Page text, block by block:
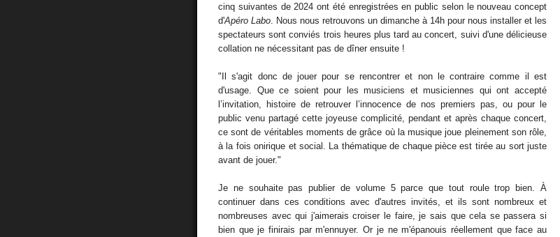
cinq suivantes de 2024 ont été enregistrées en public selon le nouveau concept
d'Apéro Labo . Nous nous retrouvons un dimanche à 14h pour nous installer et les
spectateurs sont conviés trois heures plus tard au concert, suivi d'une délicieuse
collation ne nécessitant pas de dîner ensuite !
"Il s'agit donc de jouer pour se rencontrer et non le contraire comme il est
d'usage. Que ce soient pour les musiciens et musiciennes qui ont accepté
l’invitation, histoire de retrouver l’innocence de nos premiers pas, ou pour le
public venu partagé cette joyeuse complicité, pendant et après chaque concert,
ce sont de véritables moments de grâce où la musique joue pleinement son rôle,
à la fois onirique et social. La thématique de chaque pièce est tirée au sort juste
avant de jouer."
Je ne souhaite pas publier de volume 5 parce que tout roule trop bien. À
continuer dans ces conditions avec d'autres invités, et ils sont nombreux et
nombreuses avec qui j'aimerais croiser le faire, je sais que cela se passera si
bien que je finirais par m'ennuyer. Or je ne m'épanouis réellement que face au